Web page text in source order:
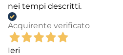
nei tempi descritti.
Acquirente verificato
Ieri